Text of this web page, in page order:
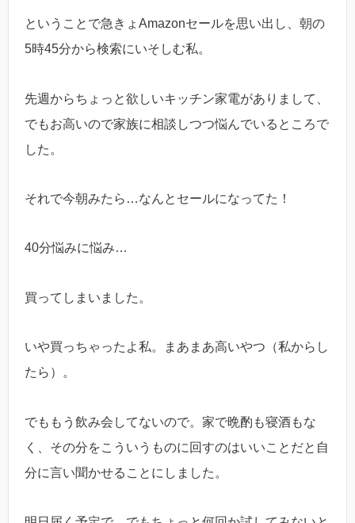
ということで急きょAmazonセールを思い出し、朝の
5時45分から検索にいそしむ私。
先週からちょっと欲しいキッチン家電がありまして、
でもお高いので家族に相談しつつ悩んでいるところで
した。
それで今朝みたら…なんとセールになってた！
40分悩みに悩み…
買ってしまいました。
いや買っちゃったよ私。まあまあ高いやつ（私からし
たら）。
でももう飲み会してないので。家で晩酌も寝酒もな
く、その分をこういうものに回すのはいいことだと自
分に言い聞かせることにしました。